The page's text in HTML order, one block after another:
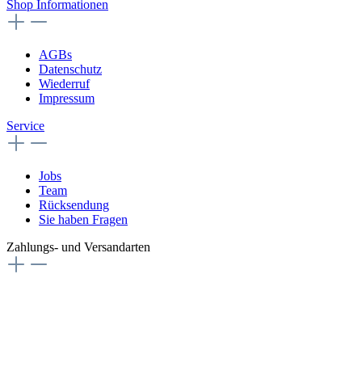
Shop Informationen
AGBs
Datenschutz
Wiederruf
Impressum
Service
Jobs
Team
Rücksendung
Sie haben Fragen
Zahlungs- und Versandarten